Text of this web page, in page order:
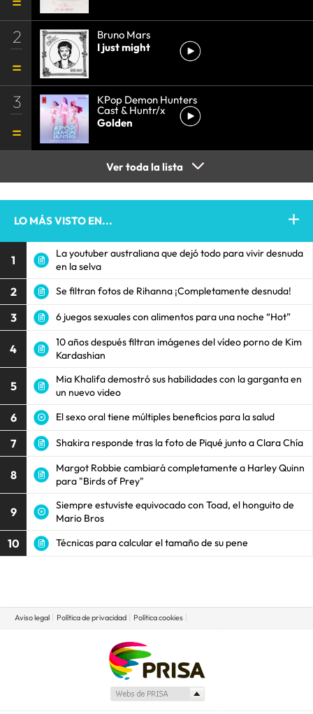
2
Bruno Mars
I just might
3 KPop Demon Hunters
Cast & Huntr/x
Golden
Ver toda la lista
LO MÁS VISTO EN...
1
La youtuber australiana que dejó todo para vivir desnuda
en la selva
2 Se filtran fotos de Rihanna ¡Completamente desnuda!
3 6 juegos sexuales con alimentos para una noche “Hot”
4
10 años después filtran imágenes del vídeo porno de Kim
Kardashian
5
Mia Khalifa demostró sus habilidades con la garganta en
un nuevo video
6 El sexo oral tiene múltiples beneficios para la salud
7 Shakira responde tras la foto de Piqué junto a Clara Chía
8
Margot Robbie cambiará completamente a Harley Quinn
para "Birds of Prey"
9
Siempre estuviste equivocado con Toad, el honguito de
Mario Bros
10 Técnicas para calcular el tamaño de su pene
Aviso legal Política de privacidad Política cookies